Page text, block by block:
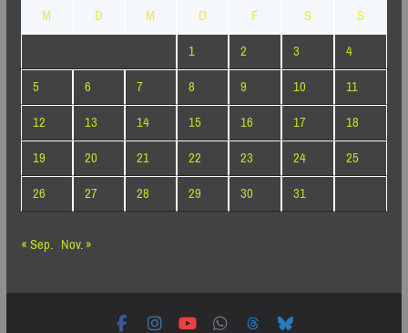
M
D M D F S
S
1
2 3
4
5
6 7 8 9 10
11
12
13 14 15 16 17
18
19
20 21 22 23 24
25
26
27 28 29 30
31
« Sep. Nov. »